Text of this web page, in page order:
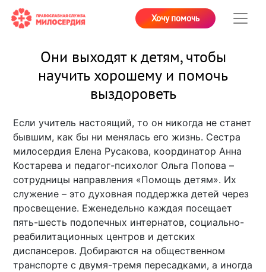
Хочу помочь
Они выходят к детям, чтобы
научить хорошему и помочь
выздороветь
Если учитель настоящий, то он никогда не станет
бывшим, как бы ни менялась его жизнь. Сестра
милосердия Елена Русакова, координатор Анна
Костарева и педагог-психолог Ольга Попова –
сотрудницы направления «Помощь детям». Их
служение – это духовная поддержка детей через
просвещение. Еженедельно каждая посещает
пять-шесть подопечных интернатов, социально-
реабилитационных центров и детских
диспансеров. Добираются на общественном
транспорте с двумя-тремя пересадками, а иногда